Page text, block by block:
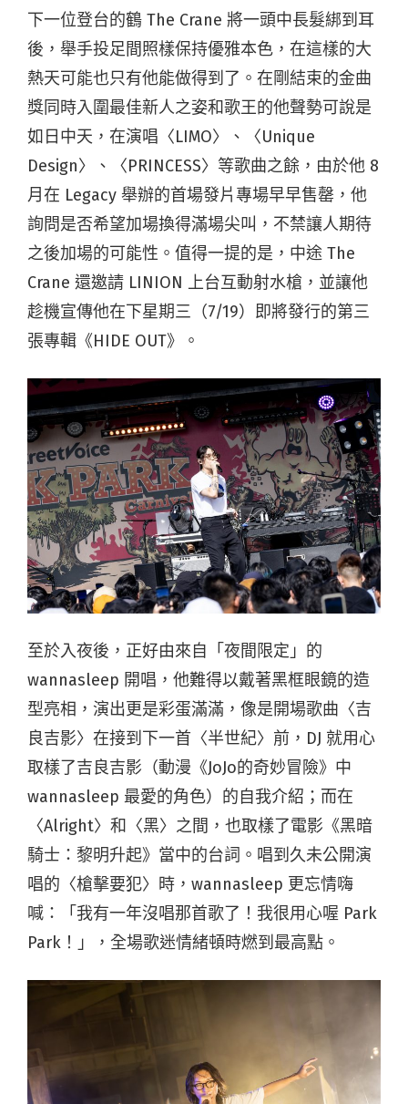
下一位登台的鶴 The Crane 將一頭中長髮綁到耳
後，舉手投足間照樣保持優雅本色，在這樣的大
熱天可能也只有他能做得到了。在剛結束的金曲
獎同時入圍最佳新人之姿和歌王的他聲勢可說是
如日中天，在演唱〈LIMO〉、〈Unique
Design〉、〈PRINCESS〉等歌曲之餘，由於他 8
月在 Legacy 舉辦的首場發片專場早早售罄，他
詢問是否希望加場換得滿場尖叫，不禁讓人期待
之後加場的可能性。值得一提的是，中途 The
Crane 還邀請 LINION 上台互動射水槍，並讓他
趁機宣傳他在下星期三（7/19）即將發行的第三
張專輯《HIDE OUT》。
至於入夜後，正好由來自「夜間限定」的
wannasleep 開唱，他難得以戴著黑框眼鏡的造
型亮相，演出更是彩蛋滿滿，像是開場歌曲〈吉
良吉影〉在接到下一首〈半世紀〉前，DJ 就用心
取樣了吉良吉影（動漫《JoJo的奇妙冒險》中
wannasleep 最愛的角色）的自我介紹；而在
〈Alright〉和〈黑〉之間，也取樣了電影《黑暗
騎士：黎明升起》當中的台詞。唱到久未公開演
唱的〈槍擊要犯〉時，wannasleep 更忘情嗨
喊：「我有一年沒唱那首歌了！我很用心喔 Park
Park！」，全場歌迷情緒頓時燃到最高點。